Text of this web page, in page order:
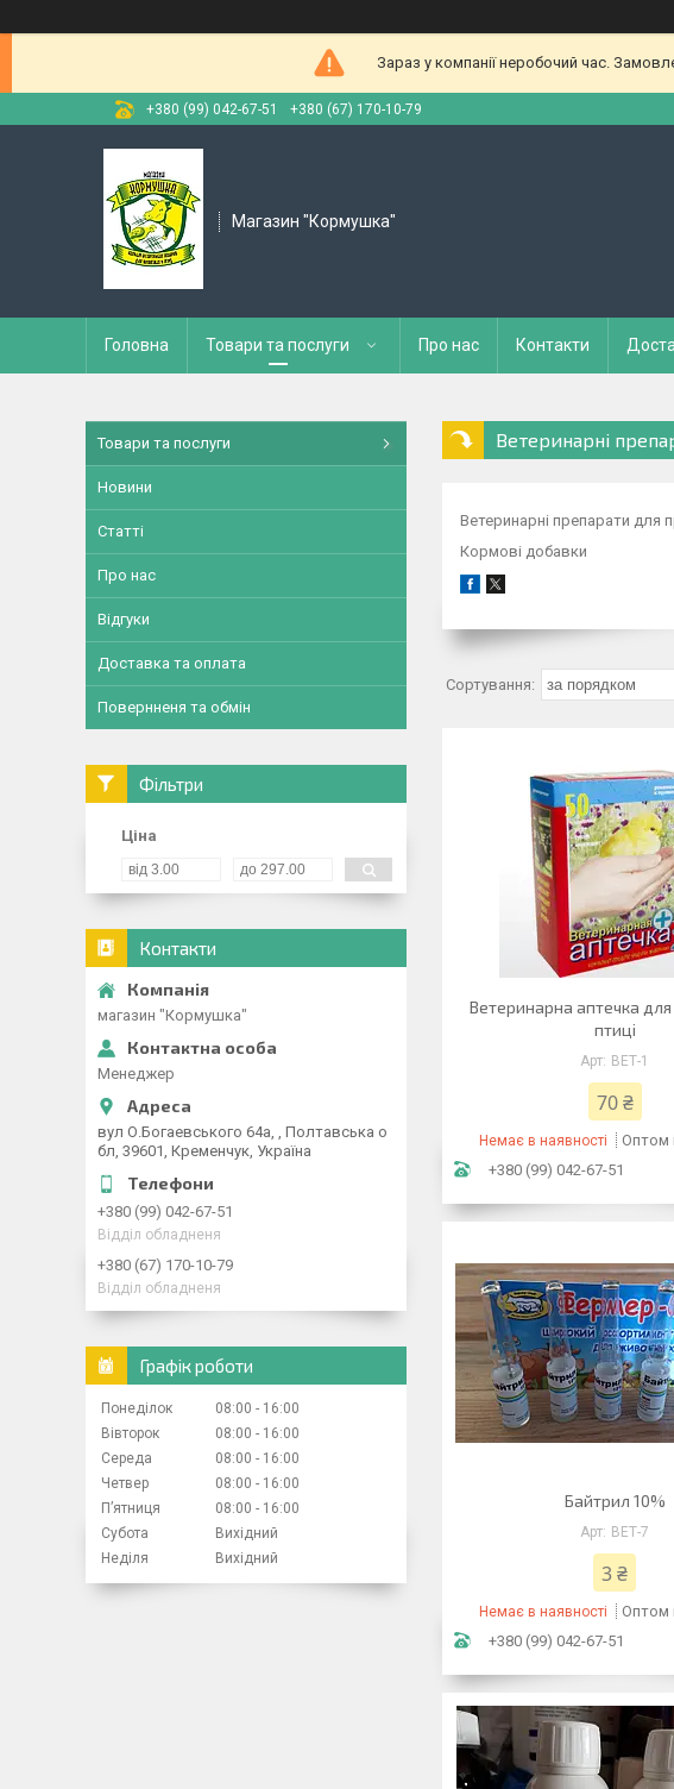
Зараз у компанії неробочий час.
+380 (99) 042-67-51 +380 (67) 170-10-79
Магазин "Кормушка"
Головна Товари та послуги Про нас Контакти
Ветеринарні
Ветеринарні препарати для
Кормові добавки
Ветеринарна аптечка
птиці
ВЕТ-1
70 ₴
Немає в наявності
Оптом
+380 (99) 042-67-51
Байтрил 10%
ВЕТ-7
3 ₴
Немає в наявності
Оптом
+380 (99) 042-67-51
Товари та послуги
Новини
Статті
Про нас
Відгуки
Доставка та оплата
Повернненя та обмін
Фільтри
Ціна
Контакти
магазин "Кормушка"
Менеджер
вул О.Богаевського 64а, , Полтавська о
бл, 39601, Кременчук, Україна
+380 (99) 042-67-51
Відділ обладненя
+380 (67) 170-10-79
Відділ обладненя
Графік роботи
Понеділок 08:00
16:00
Вівторок
08:00
16:00
Середа
08:00
16:00
Четвер
08:00
16:00
Пʼятниця
08:00
16:00
Субота
Вихідний
Неділя
Вихідний